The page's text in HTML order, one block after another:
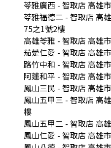
苓雅廣西 - 智取店 高雄
苓雅福德二 - 智取店 高
75之1號2樓
高雄苓雅 - 智取店 高雄
茄萣仁愛 - 智取店 高雄
路竹中和 - 智取店 高雄
阿蓮和平 - 智取店 高雄
鳳山三民 - 智取店 高雄
鳳山五甲三 - 智取店 高
樓
鳳山五甲二 - 智取店 高
鳳山仁愛 - 智取店 高雄